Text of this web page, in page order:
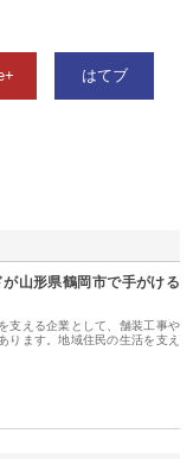
はてブ
山形県鶴岡市で手がける
支える企業として、舗装工事や
ります。地域住民の生活を支え